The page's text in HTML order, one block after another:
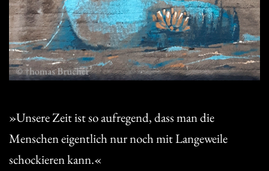
»Unsere Zeit ist so aufregend, dass man die
Menschen eigentlich nur noch mit Langeweile
schockieren kann.«